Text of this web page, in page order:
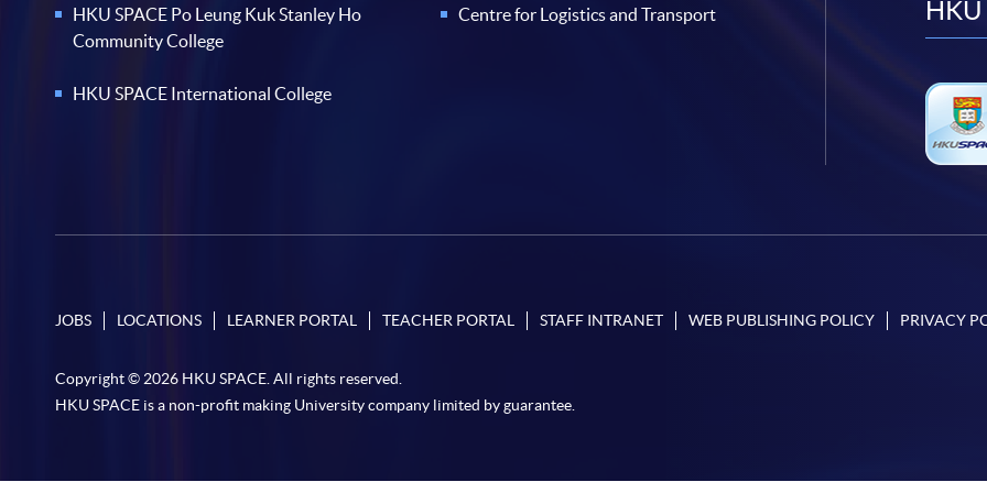
HKU SPACE Po Leung Kuk Stanley Ho
Community College
HKU SPACE International College
Centre for Logistics and Transport HKU
JOBS LOCATIONS LEARNER PORTAL TEACHER PORTAL STAFF INTRANET WEB PUBLISHING POLICY PRIVACY
Copyright © 2026 HKU SPACE. All rights reserved.
HKU SPACE is a non-profit making University company limited by guarantee.